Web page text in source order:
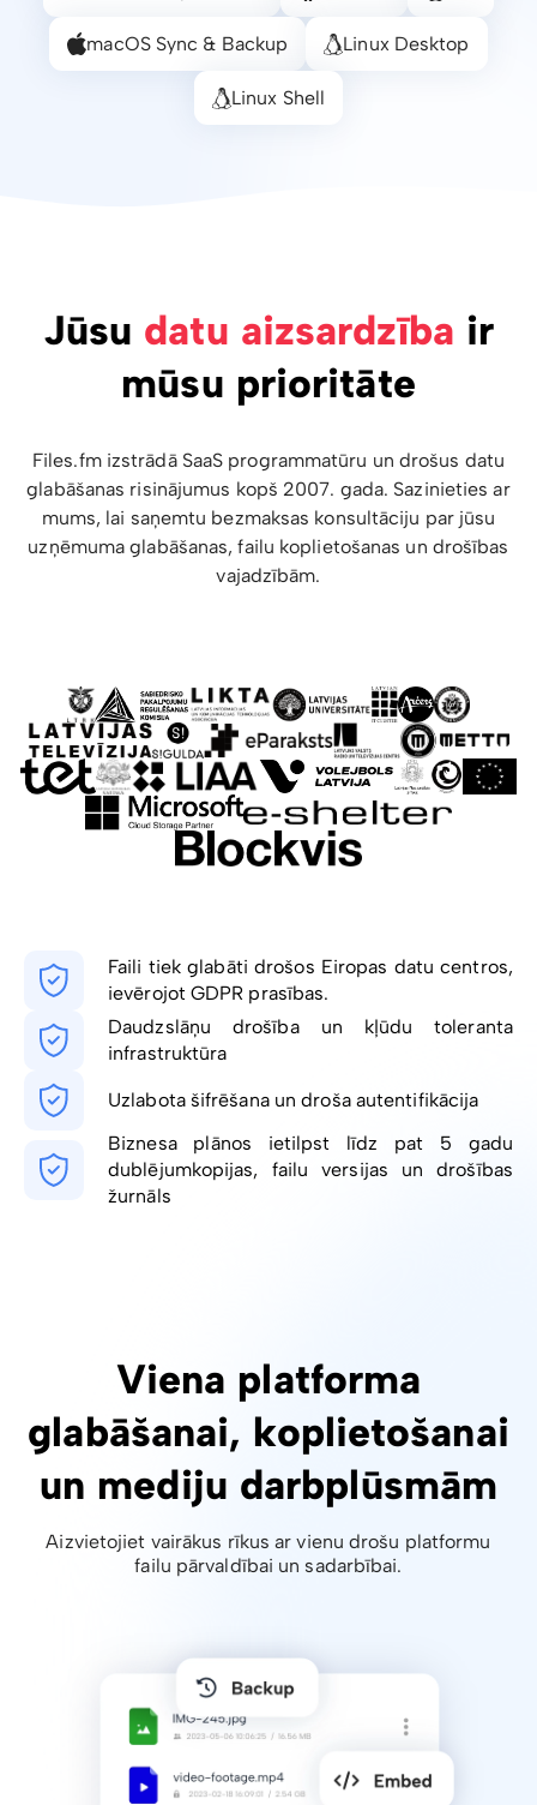
macOS Sync & Backup Linux Desktop
Linux Shell
Jūsu datu aizsardzība ir
mūsu prioritāte
Files.fm izstrādā SaaS programmatūru un drošus datu
glabāšanas risinājumus kopš 2007. gada. Sazinieties ar
mums, lai saņemtu bezmaksas konsultāciju par jūsu
uzņēmuma glabāšanas, failu koplietošanas un drošības
vajadzībām.
Faili tiek glabāti drošos Eiropas datu centros,
ievērojot GDPR prasības.
Daudzslāņu drošība un kļūdu toleranta
infrastruktūra
Uzlabota šifrēšana un droša autentifikācija
Biznesa plānos ietilpst līdz pat 5 gadu
dublējumkopijas, failu versijas un drošības
žurnāls
Viena platforma
glabāšanai, koplietošanai
un mediju darbplūsmām
Aizvietojiet vairākus rīkus ar vienu drošu platformu
failu pārvaldībai un sadarbībai.